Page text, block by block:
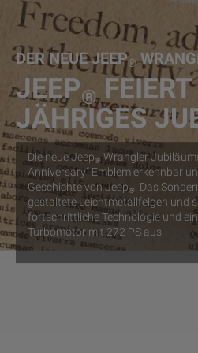
DER NEUE JEEP®
JEEP®
JÄHRIGES
Die neue Jeep®Wrangler
Anniversary“ Emblem erkennbar
Geschichte von Jeep®. Das
gestaltete Leichtmetallfelgen und
fortschrittliche Technologie und
Turbomotor mit 272 PS aus.